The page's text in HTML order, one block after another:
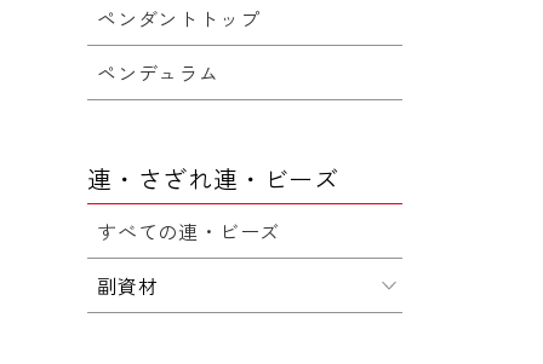
ペンダントトップ
ペンデュラム
連・さざれ連・ビーズ
すべての連・ビーズ
副資材